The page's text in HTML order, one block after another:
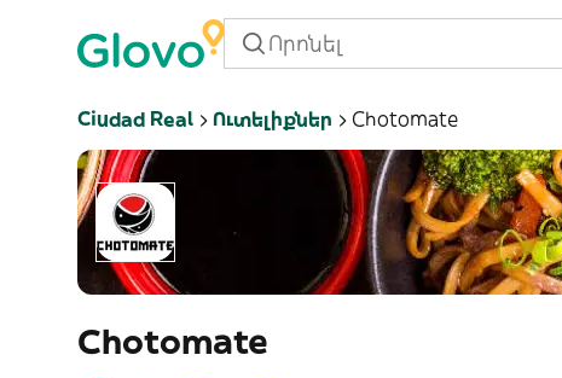
Ciudad Real Ուտելիքներ Chotomate
Chotomate